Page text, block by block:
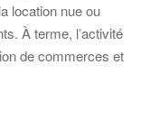
location nue ou
À terme, l’activité
de commerces et